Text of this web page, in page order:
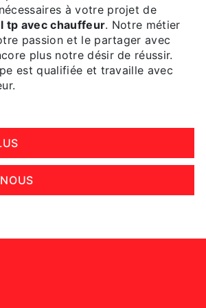
à votre projet de
tp avec chauffeur. Notre métier
passion et le partager avec
plus notre désir de réussir.
est qualifiée et travaille avec